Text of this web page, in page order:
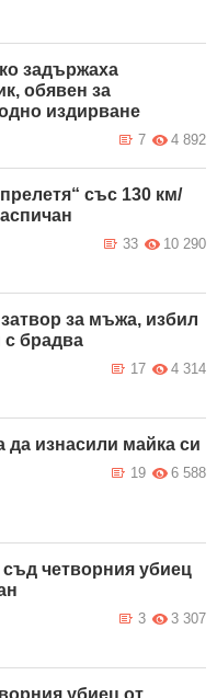
задържаха
обявен за
издирване
4 892
7
със 130 км/
10 290
33
за мъжа, избил
с брадва
4 314
17
да изнасили майка си
6 588
19
четворния убиец
3 307
3
убиец от